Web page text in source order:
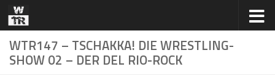
Zum Inhalt springen
WTR147 – TSCHAKKA! DIE WRESTLING-
SHOW 02 – DER DEL RIO-ROCK